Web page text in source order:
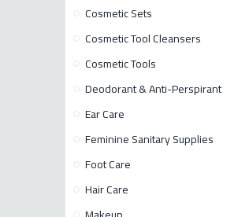
Cosmetic Sets
Cosmetic Tool Cleansers
Cosmetic Tools
Deodorant & Anti-Perspirant
Ear Care
Feminine Sanitary Supplies
Foot Care
Hair Care